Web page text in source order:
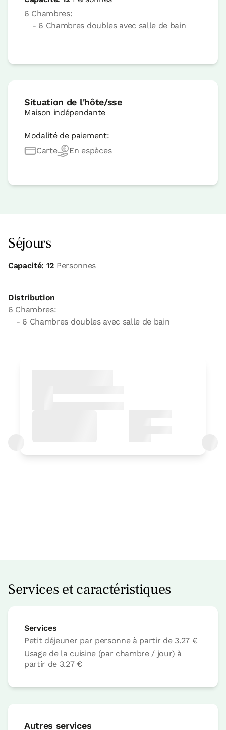
6 Chambres:
- 6 Chambres doubles avec salle de bain
Situation de l'hôte/sse
Maison indépendante
Modalité de paiement:
Carte
En espèces
Séjours
Capacité: 12 Personnes
Distribution
6 Chambres:
- 6 Chambres doubles avec salle de bain
Réservez maintenant
Chambre
Services et caractéristiques
Services
Petit déjeuner par personne à partir de 3.27 €
Usage de la cuisine (par chambre / jour) à
partir de 3.27 €
Autres services